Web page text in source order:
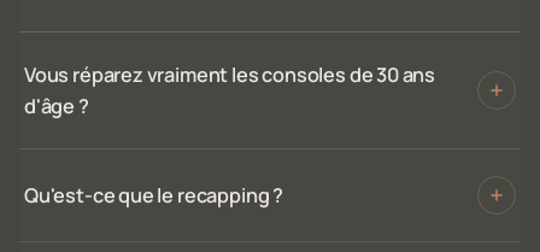
Vous réparez vraiment les consoles de 30 ans
d'âge ?
Qu'est-ce que le recapping ?